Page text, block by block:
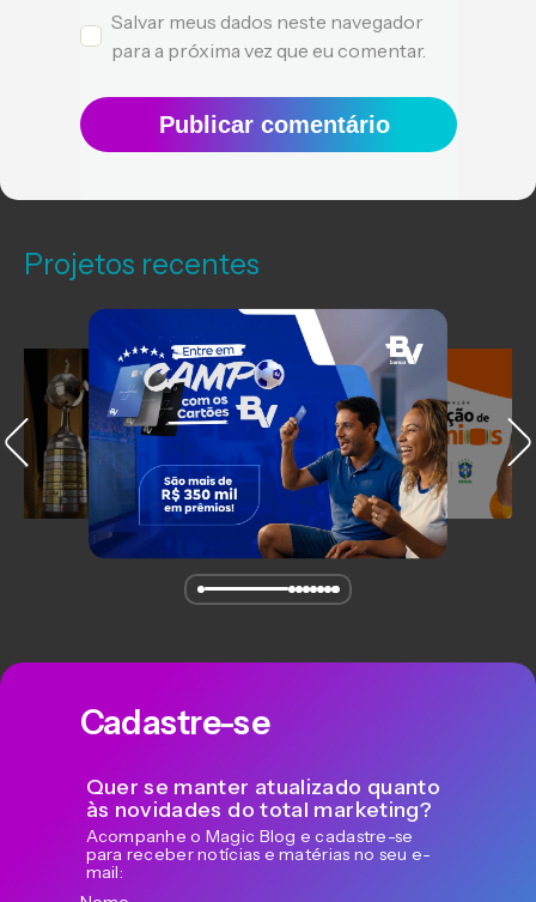
Salvar meus dados neste navegador
para a próxima vez que eu comentar.
Publicar comentário
Cadastre-se
Quer se manter atualizado quanto
às novidades do total marketing?
Acompanhe o Magic Blog e cadastre-se
para receber notícias e matérias no seu e-
mail:
Projetos recentes